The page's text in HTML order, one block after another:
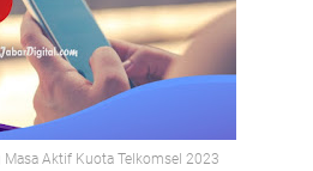
Masa Aktif Kuota Telkomsel 2023